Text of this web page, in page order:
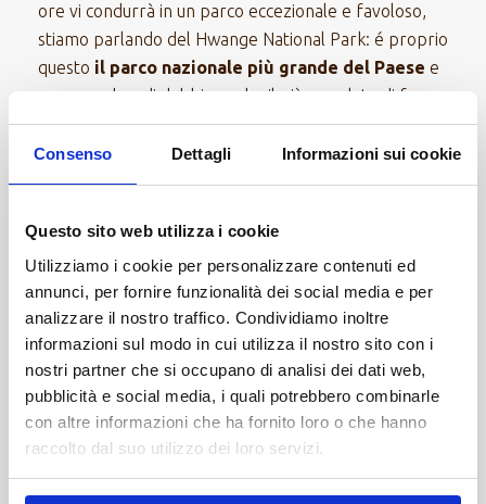
Consenso Dettagli Informazioni sui cookie
Questo sito web utilizza i cookie
Utilizziamo i cookie per personalizzare contenuti ed
annunci, per fornire funzionalità dei social media e per
analizzare il nostro traffico. Condividiamo inoltre
informazioni sul modo in cui utilizza il nostro sito con i
nostri partner che si occupano di analisi dei dati web,
pubblicità e social media, i quali potrebbero combinarle
con altre informazioni che ha fornito loro o che hanno
raccolto dal suo utilizzo dei loro servizi.
ore vi condurrà in un parco eccezionale e favoloso,
stiamo parlando del Hwange National Park: é proprio
questo il parco nazionale più grande del Paese e
senza ombra di dubbio anche il più popolato di fauna.
Le attività che il campo propone, comegame drive
diurni e walking safari, sono incluse. Pranzi, cene e
pernottamenti al lodge.
7° e 8° giorno: VICTORIA FALLS
Si lascia la travolgente natura del parco Hwange per
raggiungere un’altra meraviglia, un trasferimento in
auto di circa 2 ore abbondanti vi condurrà alle
cascate Victoria.
Queste giornate saranno dedicate alla visita di questo